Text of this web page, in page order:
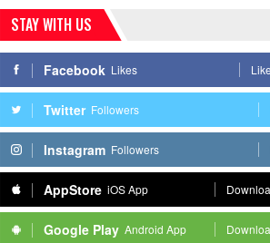
STAY WITH US
Facebook Likes
Twitter Followers
Instagram Followers
AppStore iOS App
Google Play Android App